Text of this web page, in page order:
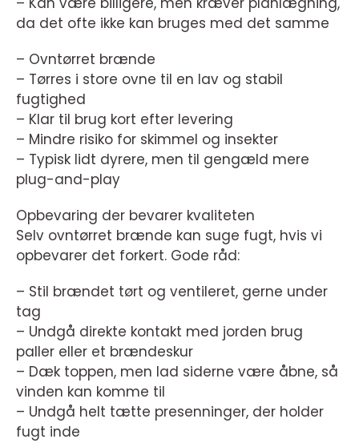
da det ofte ikke kan bruges med det samme
– Ovntørret brænde
– Tørres i store ovne til en lav og stabil
fugtighed
– Klar til brug kort efter levering
– Mindre risiko for skimmel og insekter
– Typisk lidt dyrere, men til gengæld mere
plug-and-play
Opbevaring der bevarer kvaliteten
Selv ovntørret brænde kan suge fugt, hvis vi
opbevarer det forkert. Gode råd:
– Stil brændet tørt og ventileret, gerne under
tag
– Undgå direkte kontakt med jorden brug
paller eller et brændeskur
– Dæk toppen, men lad siderne være åbne, så
vinden kan komme til
– Undgå helt tætte presenninger, der holder
fugt inde